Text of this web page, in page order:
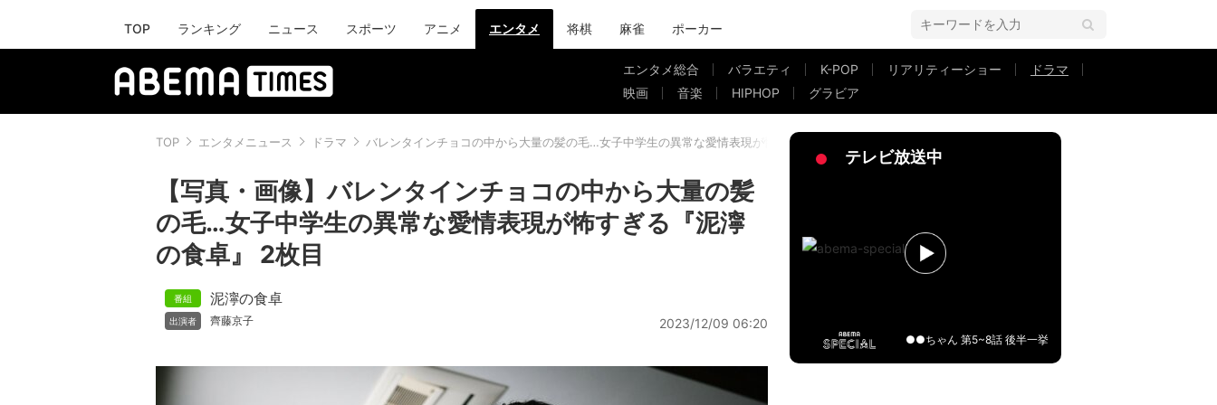
TOP ランキング ニュース スポーツ アニメ エンタメ 将棋 麻雀 ポーカー
エンタメ総合 バラエティ K-POP リアリティーショー
ドラマ
映画
音楽 HIPHOP グラビア
TOP エンタメニュース ドラマ バレンタインチョコの中から大量の髪の毛…女子中学生の異常な愛情表現が怖すぎる『泥濘の食卓』
【写真・画像】バレンタインチョコの中から大量の髪
の毛…女子中学生の異常な愛情表現が怖すぎる『泥濘
の食卓』 2枚目
泥濘の食卓
齊藤京子 2023/12/09 06:20
テレビ放送中
●●ちゃん 第5~8話 後半一挙